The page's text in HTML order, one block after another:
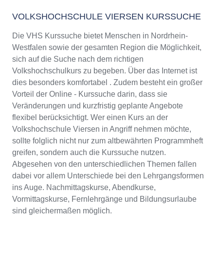
VOLKSHOCHSCHULE VIERSEN KURSSUCHE
Die VHS Kurssuche bietet Menschen in Nordrhein-
Westfalen sowie der gesamten Region die Möglichkeit,
sich auf die Suche nach dem richtigen
Volkshochschulkurs zu begeben. Über das Internet ist
dies besonders komfortabel . Zudem besteht ein großer
Vorteil der Online - Kurssuche darin, dass sie
Veränderungen und kurzfristig geplante Angebote
flexibel berücksichtigt. Wer einen Kurs an der
Volkshochschule Viersen in Angriff nehmen möchte,
sollte folglich nicht nur zum altbewährten Programmheft
greifen, sondern auch die Kurssuche nutzen.
Abgesehen von den unterschiedlichen Themen fallen
dabei vor allem Unterschiede bei den Lehrgangsformen
ins Auge. Nachmittagskurse, Abendkurse,
Vormittagskurse, Fernlehrgänge und Bildungsurlaube
sind gleichermaßen möglich.